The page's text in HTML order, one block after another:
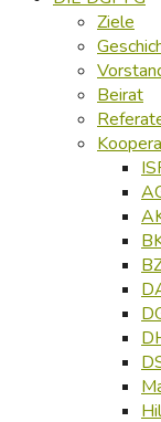
Ziele
Beirat